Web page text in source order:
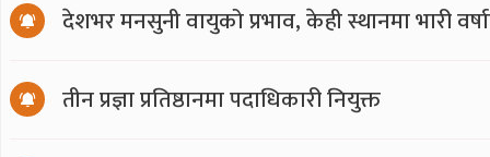
देशभर मनसुनी वायुको प्रभाव, केही स्थानमा भारी
तीन प्रज्ञा प्रतिष्ठानमा पदाधिकारी नियुक्त